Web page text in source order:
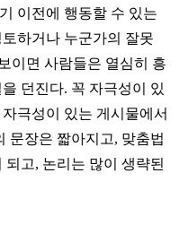
이전에 행동할 수 있는
하거나 누군가의 잘못
이면 사람들은 열심히 흥
던진다. 꼭 자극성이 있
극성이 있는 게시물에서
문장은 짧아지고, 맞춤법
고, 논리는 많이 생략된